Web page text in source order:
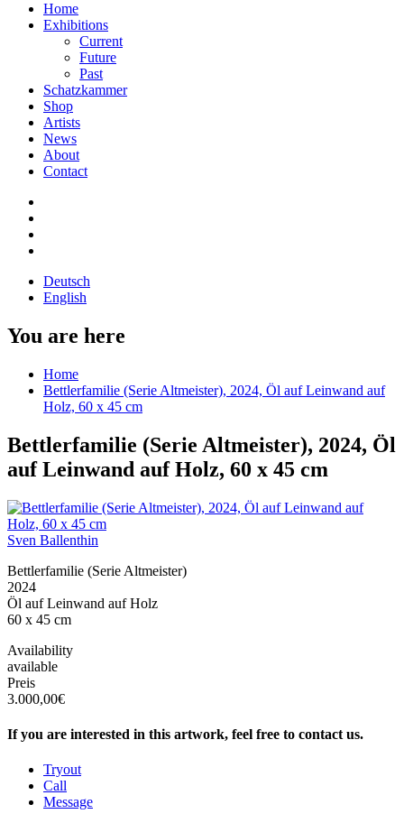
Home
Exhibitions
Current
Future
Past
Schatzkammer
Shop
Artists
News
About
Contact
Deutsch
English
You are here
Home
Bettlerfamilie (Serie Altmeister), 2024, Öl auf Leinwand auf
Holz, 60 x 45 cm
Bettlerfamilie (Serie Altmeister), 2024, Öl
auf Leinwand auf Holz, 60 x 45 cm
Sven Ballenthin
Bettlerfamilie (Serie Altmeister)
2024
Öl auf Leinwand auf Holz
60 x 45 cm
Availability
available
Preis
3.000,00€
If you are interested in this artwork, feel free to contact us.
Tryout
Call
Message